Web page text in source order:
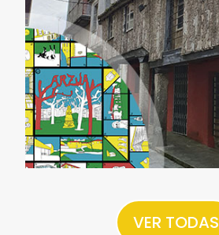
VER TODAS